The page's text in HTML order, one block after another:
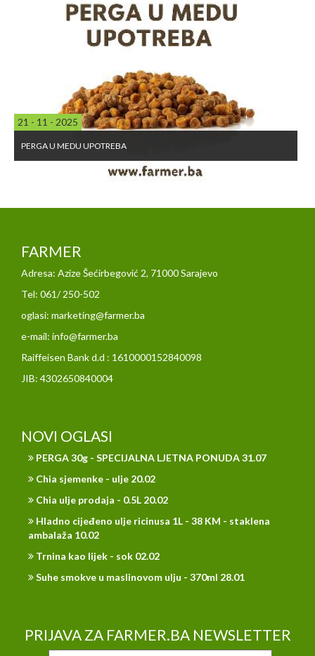
21 - 11 - 2025
PERGA U MEDU UPOTREBA
FARMER
Adresa: Azize Šećirbegović 2, 71000 Sarajevo
Tel: 061/ 250-502
oglasi: marketing@farmer.ba
e-mail: info@farmer.ba
Raiffeisen Bank d.d : 1610000152840098
JIB: 4302650840004
NOVI OGLASI
PERGA 30g - SPECIJALNA LJETNA PONUDA 31.07
Chia sjemenke - ulje 20.02
Chia ulje prodaja - 0.5L 20.02
Hladno cijeđeno ulje ricinusa 1L - 38 KM - staklena
ambalaža 10.02
Trnina kao lijek - sok 02.02
Suhe smokve u maslinovom ulju - 370ml 28.01
PRIJAVA ZA FARMER.BA NEWSLETTER